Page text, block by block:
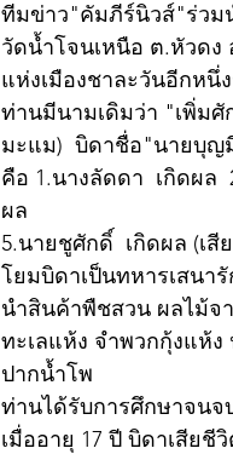
ทีมข่าว"คัมภีร์นิวส์"ร่วม
วัดน้ำโจนเหนือ ต.หัวดง
แห่งเมืองชาละวันอีกหนึ่
ท่านมีนามเดิมว่า "เพิ่มศั
มะแม)  บิดาชื่อ"นายบุญ
คือ ​1.นางลัดดา  เกิดผล
ผล
5.นายชูศักดิ์  เกิดผล (เสี
โยม​บิดาเป็นทหารเสนา
นำสินค้าพืชสวน ผลไม้จ
ทะเลแห้ง จำพวกกุ้งแห้
ปากน้ำโพ
ท่านได้รับการศึกษาจนจ
เมื่ออายุ 17 ปี บิดาเสีย